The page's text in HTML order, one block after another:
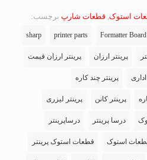
استوک, قطعات شارپ برچسب:
Formatter Board
printer parts
sharp
پرینتر ارزان پرینتر ارزان قیمت
پرینتر چند کاره
پرینتر کانن پرینتر لیزری
درسا پرینتر درساپرینتر
استوک قطعات استوک پرینتر